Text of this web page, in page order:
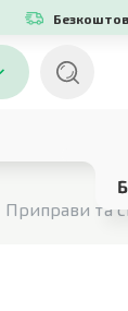
Приправи та